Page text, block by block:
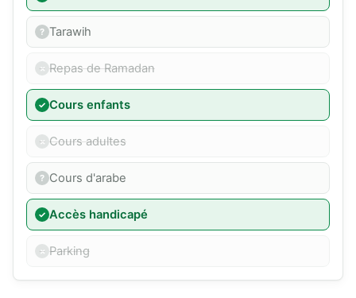
Tarawih
Repas de Ramadan
Cours enfants
Cours adultes
Cours d'arabe
Accès handicapé
Parking